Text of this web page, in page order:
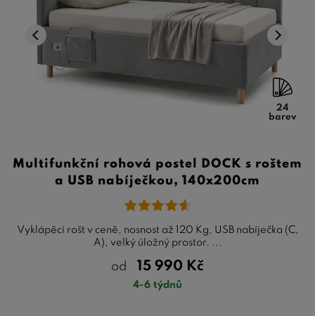
24
barev
Multifunkční rohová postel DOCK s roštem
a USB nabíječkou, 140x200cm
Vyklápěcí rošt v ceně, nosnost až 120 Kg, USB nabíječka (C,
A), velký úložný prostor. ...
od 15 990 Kč
4-6 týdnů